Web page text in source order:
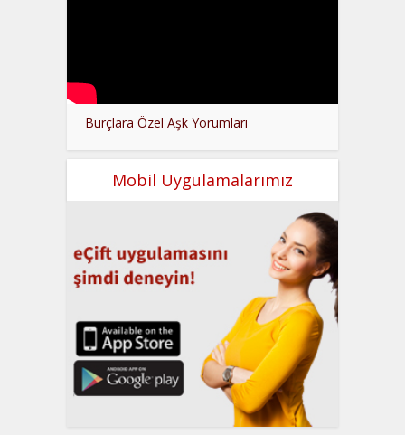
Burçlara Özel Aşk Yorumları
Mobil Uygulamalarımız